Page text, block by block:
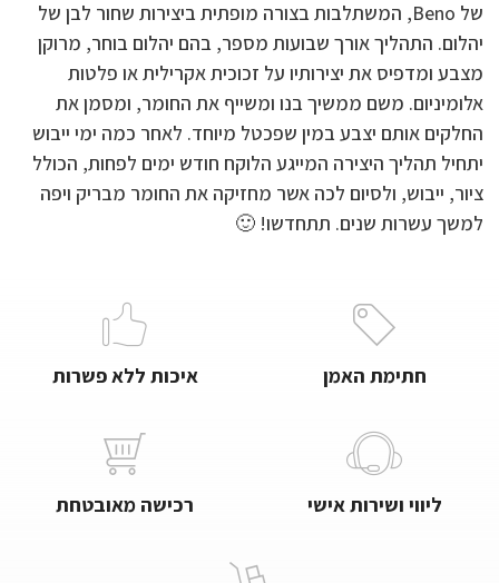
של Beno, המשתלבות בצורה מופתית ביצירות שחור לבן של
יהלום. התהליך אורך שבועות מספר, בהם יהלום בוחר, מרוקן
מצבע ומדפיס את יצירותיו על זכוכית אקרילית או פלטות
אלומיניום. משם ממשיך בנו ומשייף את החומר, ומסמן את
החלקים אותם יצבע במין שפכטל מיוחד. לאחר כמה ימי ייבוש
יתחיל תהליך היצירה המייגע הלוקח חודש ימים לפחות, הכולל
ציור, ייבוש, ולסיום לכה אשר מחזיקה את החומר מבריק ויפה
למשך עשרות שנים. תתחדשו! 🙂
חתימת האמן איכות ללא פשרות
ליווי ושירות אישי רכישה מאובטחת